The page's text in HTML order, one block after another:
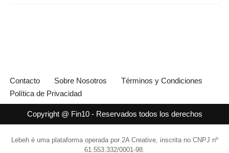
Contacto Sobre Nosotros
Términos y Condiciones
Política de Privacidad
Copyright @ Fin10 - Reservados todos los derechos
Lebeh é uma plataforma operada por 2A Creative, inscrita no CNPJ nº
61.553.332/0001-98.